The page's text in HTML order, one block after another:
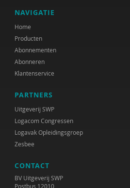
NAVIGATIE
Home
Producten
Abonnementen
Abonneren
Klantenservice
PARTNERS
Uitgeverij SWP
Logacom Congressen
Logavak Opleidingsgroep
Zesbee
CONTACT
BV Uitgeverij SWP
Postbus 12010